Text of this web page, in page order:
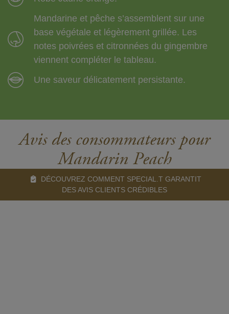
Mandarine et pêche s’assemblent sur une
base végétale et légèrement grillée. Les
notes poivrées et citronnées du gingembre
viennent compléter le tableau.
Une saveur délicatement persistante.
Avis des consommateurs pour
Mandarin Peach
DÉCOUVREZ COMMENT SPECIAL.T GARANTIT
DES AVIS CLIENTS CRÉDIBLES